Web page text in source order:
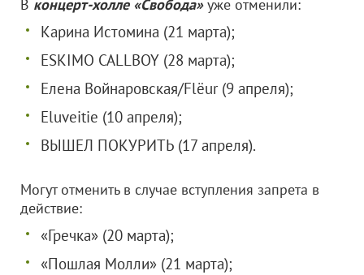
В концерт-холле «Свобода»уже отменили:
Карина Истомина (21 марта);
ESKIMO CALLBOY (28 марта);
Елена Войнаровская/Flёur (9 апреля);
Eluveitie (10 апреля);
ВЫШЕЛ ПОКУРИТЬ (17 апреля).
Могут отменить в случае вступления запрета в
действие:
«Гречка» (20 марта);
«Пошлая Молли» (21 марта);